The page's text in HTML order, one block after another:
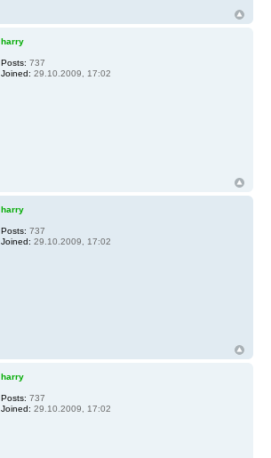
harry
Posts: 737
Joined: 29.10.2009, 17:02
harry
Posts: 737
Joined: 29.10.2009, 17:02
harry
Posts: 737
Joined: 29.10.2009, 17:02